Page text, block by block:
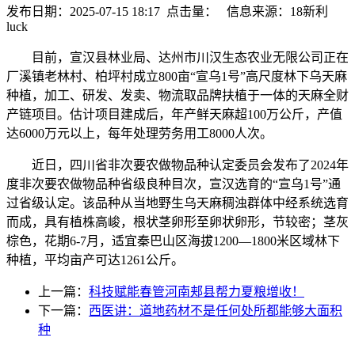
发布日期：2025-07-15 18:17 点击量：
信息来源：18新利
luck
目前，宣汉县林业局、达州市川汉生态农业无限公司正在
厂溪镇老林村、柏坪村成立800亩“宣乌1号”高尺度林下乌天麻
种植，加工、研发、发卖、物流取品牌扶植于一体的天麻全财
产链项目。估计项目建成后，年产鲜天麻超100万公斤，产值
达6000万元以上，每年处理劳务用工8000人次。
近日，四川省非次要农做物品种认定委员会发布了2024年
度非次要农做物品种省级良种目次，宣汉选育的“宣乌1号”通
过省级认定。该品种从当地野生乌天麻稠浊群体中经系统选育
而成，具有植株高峻，根状茎卵形至卵状卵形，节较密；茎灰
棕色，花期6-7月，适宜秦巴山区海拔1200—1800米区域林下
种植，平均亩产可达1261公斤。
上一篇： 科技赋能春管河南郏县帮力夏粮增收！
下一篇： 西医讲：道地药材不是任何处所都能够大面积
种